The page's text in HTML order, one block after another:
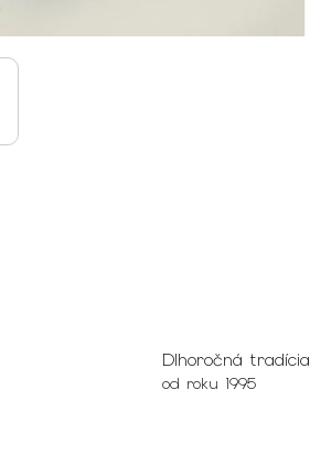
Dlhoročná tradícia
od roku 1995